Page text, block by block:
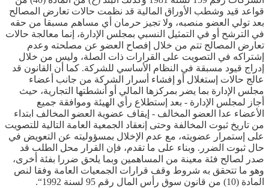
قواعد قيد وشطب الأوراق المالية قد نظمت حالات تعارض المصالح
بعد تولي العضو منصبه، ولا تجيز حرمان أي مساهم مسبقا من حقه
في الترشح أو في التمثيل النسبي بمجلس الإدارة، إنما معالجة حالات
تعارض المصالح تتم من خلال إفصاح العضو عن مصلحته وعدم
إشتراكه في التصويت على القرارات ذات الصلة، وليس من خلال
إدراج قيود مسبقة في النظام الأساسي للشركة. كما أن القانون قد
عالج حالات إستغلال أو إفشاء أسرار الشركة من جانب أعضاء
مجلس الإدارة بما يضر بمركزها المالي أو أنشطتها التجارية، حيث
أجاز لمجلس الإدارة - بعد إستطلاع رأي الهيئة وموافقة جميع
الأعضاء عدا العضو المخالف - إيقاف عضوية العضو المخالف ابتداء
من تاريخ ثبوت المخالفة وحتى إنعقاد الجمعية العامة التالية للتصويت
على إستمرار عضويته، مع عدم الإخلال بمسؤوليته عن التعويض في
حال ثبوت الضرر. وبناء على ما تقدم، فإن القرار محل الطلب قد
صدر لصالح فئة معينة من المساهمين وبما يلحق ضررا بفئة أخرى،
وهو ما تتحقق به شروط وقف قرارات الجمعيات العامة وفقا لنص
المادة (10) من قانون سوق رأس المال رقم 95 لسنة 1992“.